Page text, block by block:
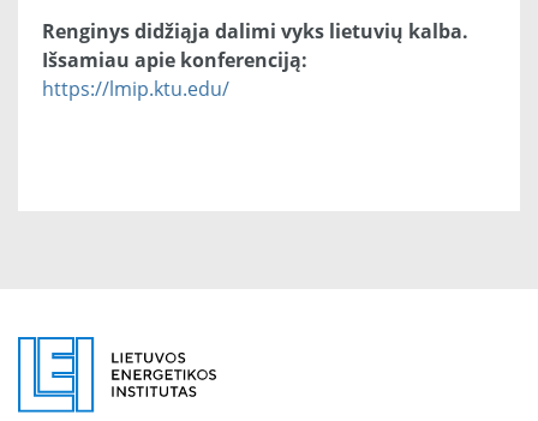
Renginys didžiąja dalimi vyks lietuvių kalba.
Išsamiau apie konferenciją:
https://lmip.ktu.edu/